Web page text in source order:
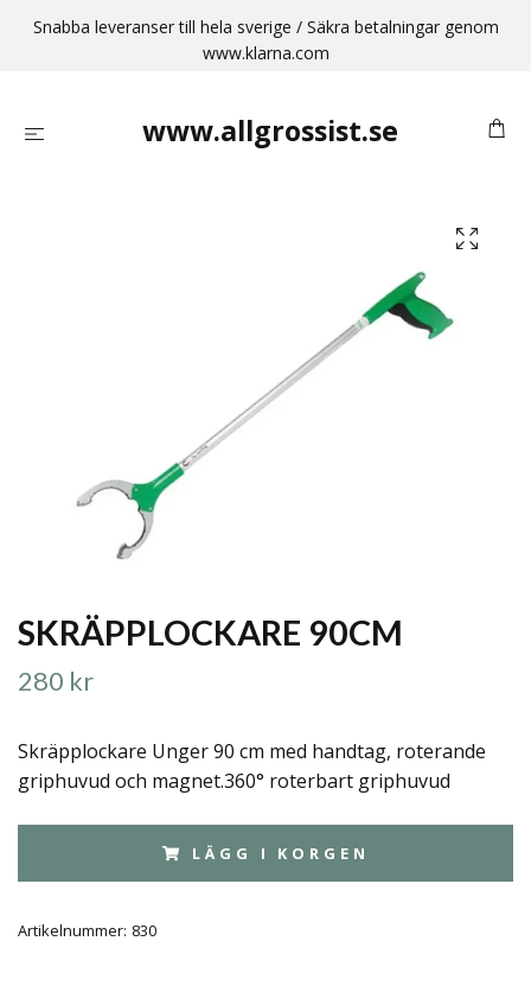
Snabba leveranser till hela sverige / Säkra betalningar genom
www.klarna.com
www.allgrossist.se
SKRÄPPLOCKARE 90CM
280 kr
Skräpplockare Unger 90 cm med handtag, roterande
griphuvud och magnet.360° roterbart griphuvud
LÄGG I KORGEN
Artikelnummer: 830